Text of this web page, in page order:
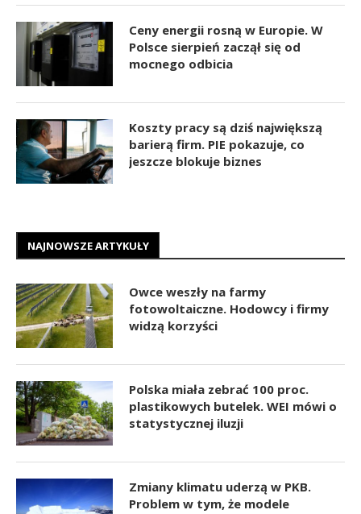
Ceny energii rosną w Europie. W
Polsce sierpień zaczął się od
mocnego odbicia
Koszty pracy są dziś największą
barierą firm. PIE pokazuje, co
jeszcze blokuje biznes
NAJNOWSZE ARTYKUŁY
Owce weszły na farmy
fotowoltaiczne. Hodowcy i firmy
widzą korzyści
Polska miała zebrać 100 proc.
plastikowych butelek. WEI mówi o
statystycznej iluzji
Zmiany klimatu uderzą w PKB.
Problem w tym, że modele